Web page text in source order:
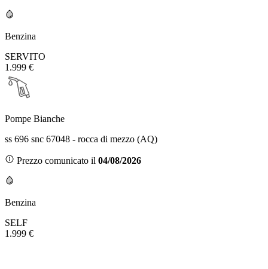
Benzina
SERVITO
1.999 €
Pompe Bianche
ss 696 snc 67048 - rocca di mezzo (AQ)
Prezzo comunicato il 04/08/2026
Benzina
SELF
1.999 €